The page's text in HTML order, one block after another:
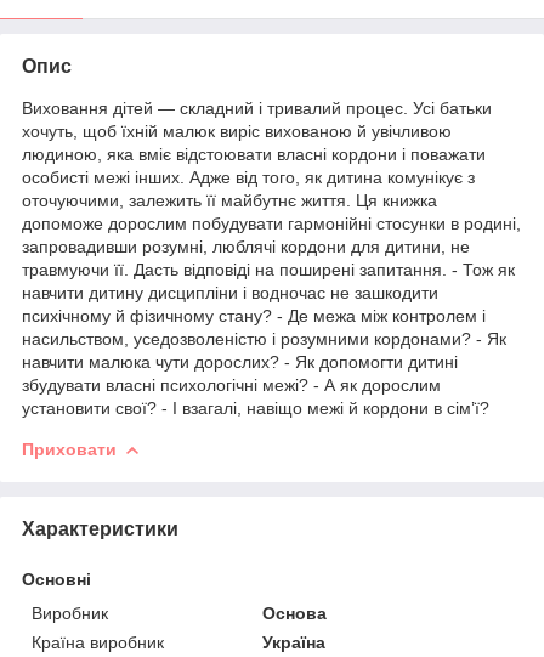
Опис
Виховання дітей — складний і тривалий процес. Усі батьки
хочуть, щоб їхній малюк виріс вихованою й увічливою
людиною, яка вміє відстоювати власні кордони і поважати
особисті межі інших. Адже від того, як дитина комунікує з
оточуючими, залежить її майбутнє життя. Ця книжка
допоможе дорослим побудувати гармонійні стосунки в родині,
запровадивши розумні, люблячі кордони для дитини, не
травмуючи її. Дасть відповіді на поширені запитання. - Тож як
навчити дитину дисципліни і водночас не зашкодити
психічному й фізичному стану? - Де межа між контролем і
насильством, уседозволеністю і розумними кордонами? - Як
навчити малюка чути дорослих? - Як допомогти дитині
збудувати власні психологічні межі? - А як дорослим
установити свої? - І взагалі, навіщо межі й кордони в сім’ї?
Приховати
Характеристики
Основні
Виробник
Основа
Країна виробник
Україна